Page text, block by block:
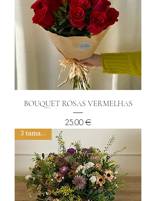
BOUQUET ROSAS VERMELHAS
Preço
25,00 €
3 tamanhos